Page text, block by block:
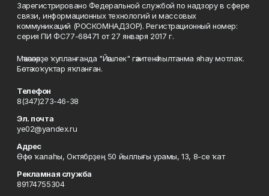
Зарегистрировано Федеральной службой по надзору в сфере
связи, информационных технологий и массовых
коммуникаций (РОСКОМНАДЗОР). Регистрационный номер:
серия ПИ ФС77-68471 от 27 января 2017 г.
Мәҡәләләрҙе ҡулланғанда "Йәшлек" гәзитенә һылтанма яһау мотлаҡ.
Бөтә хоҡуҡтар яҡланған.
Телефон
8(347)273-46-38
Эл. почта
ye02@yandex.ru
Адрес
Өфө ҡалаһы, Октябрҙең 50 йыллығы урамы, 13, 8-се ҡат
Рекламная служба
89174755304